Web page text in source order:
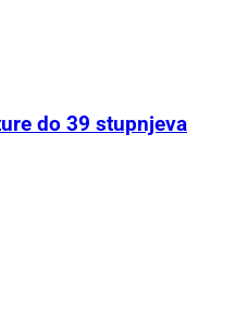
do 39 stupnjeva